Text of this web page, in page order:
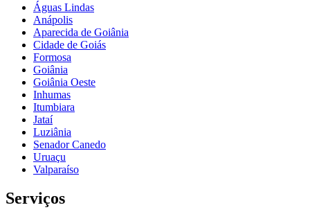
Águas Lindas
Anápolis
Aparecida de Goiânia
Cidade de Goiás
Formosa
Goiânia
Goiânia Oeste
Inhumas
Itumbiara
Jataí
Luziânia
Senador Canedo
Uruaçu
Valparaíso
Serviços